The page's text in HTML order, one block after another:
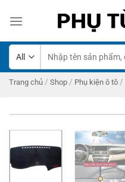
kiếm:
Trang chủ / Shop / Phụ kiện ô tô /